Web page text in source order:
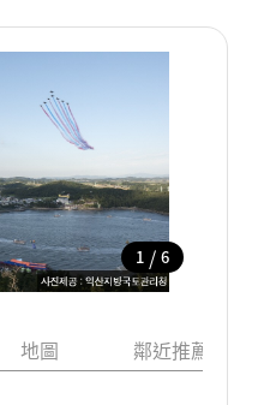
1 / 6
地圖 鄰近推薦景點